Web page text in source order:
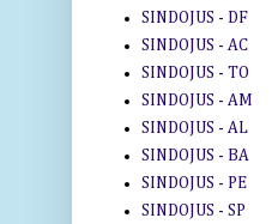
SINDOJUS - DF
SINDOJUS - AC
SINDOJUS - TO
SINDOJUS - AM
SINDOJUS - AL
SINDOJUS - BA
SINDOJUS - PE
SINDOJUS - SP